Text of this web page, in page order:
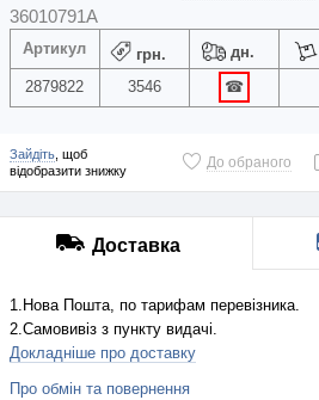
36010791A
Артикул грн. дн.
2879822
3546 ☎
Зайдіть, щоб
відобразити знижку
До обраного
Доставка
1.Нова Пошта, по тарифам перевізника.
2.Самовивіз з пункту видачі.
Докладніше про доставку
Про обмін та повернення